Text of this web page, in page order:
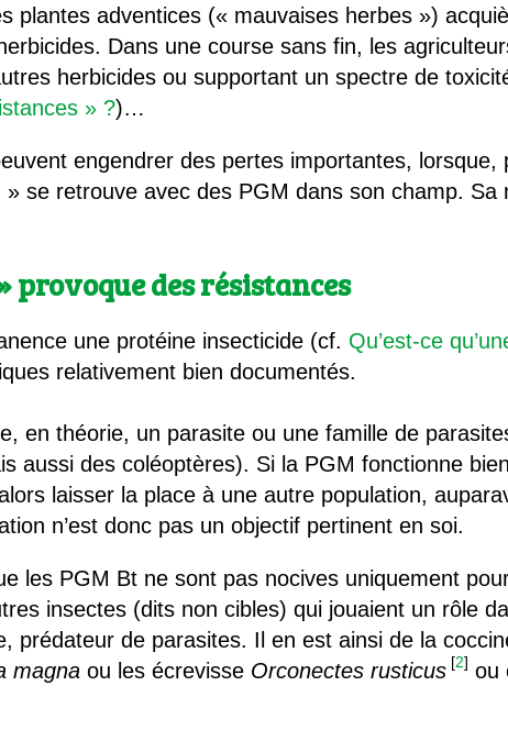
plantes adventices (« mauvaises herbes »)
Dans une course sans fin, les
herbicides ou supportant un spectre de
» ?)…
engendrer des pertes importantes, lorsque,
se retrouve avec des PGM dans son champ. Sa
provoque des résistances
une protéine insecticide (cf. Qu’est-ce
relativement bien documentés.
en théorie, un parasite ou une famille de
aussi des coléoptères). Si la PGM fonctionne
laisser la place à une autre population,
n’est donc pas un objectif pertinent en soi.
les PGM Bt ne sont pas nocives uniquement
insectes (dits non cibles) qui jouaient un rôle
prédateur de parasites. Il en est ainsi de la
magna ou les écrevisse Orconectes rusticus [2] ou